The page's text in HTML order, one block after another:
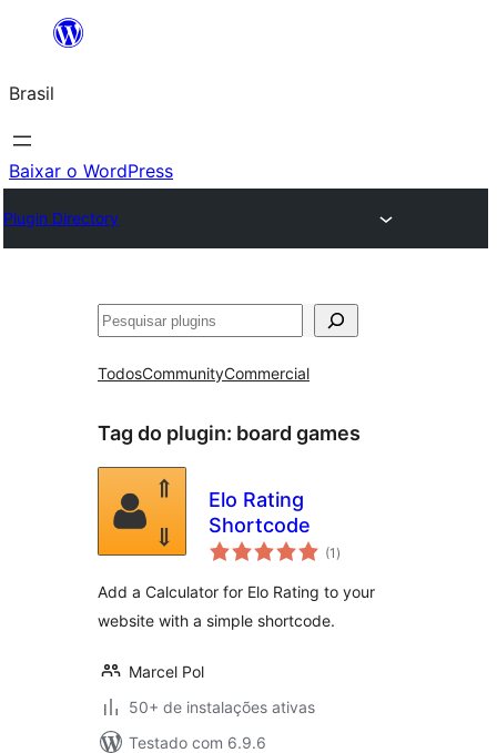
o
conteúdo
Brasil
Baixar o WordPress
Plugin Directory
Pesquisar
TodosCommunityCommercial
Tag do plugin: board games
Elo Rating
Shortcode
(1 total
de
)
Add a Calculator for Elo Rating to your
website with a simple shortcode.
Marcel Pol
50+ de instalações ativas
Testado com 6.9.6